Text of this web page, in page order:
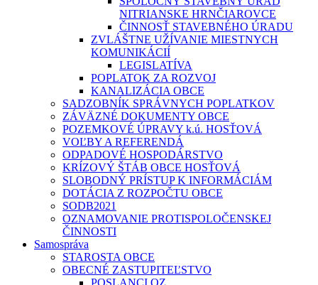
NITRIANSKE HRNČIAROVCE
ČINNOSŤ STAVEBNÉHO ÚRADU
ZVLÁŠTNE UŽÍVANIE MIESTNYCH
KOMUNIKÁCIÍ
LEGISLATÍVA
POPLATOK ZA ROZVOJ
KANALIZÁCIA OBCE
SADZOBNÍK SPRÁVNYCH POPLATKOV
ZÁVÄZNÉ DOKUMENTY OBCE
POZEMKOVÉ ÚPRAVY k.ú. HOSŤOVÁ
VOĽBY A REFERENDÁ
ODPADOVÉ HOSPODÁRSTVO
KRÍZOVÝ ŠTÁB OBCE HOSŤOVÁ
SLOBODNÝ PRÍSTUP K INFORMÁCIÁM
DOTÁCIA Z ROZPOČTU OBCE
SODB2021
OZNAMOVANIE PROTISPOLOČENSKEJ
ČINNOSTI
Samospráva
STAROSTA OBCE
OBECNÉ ZASTUPITEĽSTVO
POSLANCI OZ